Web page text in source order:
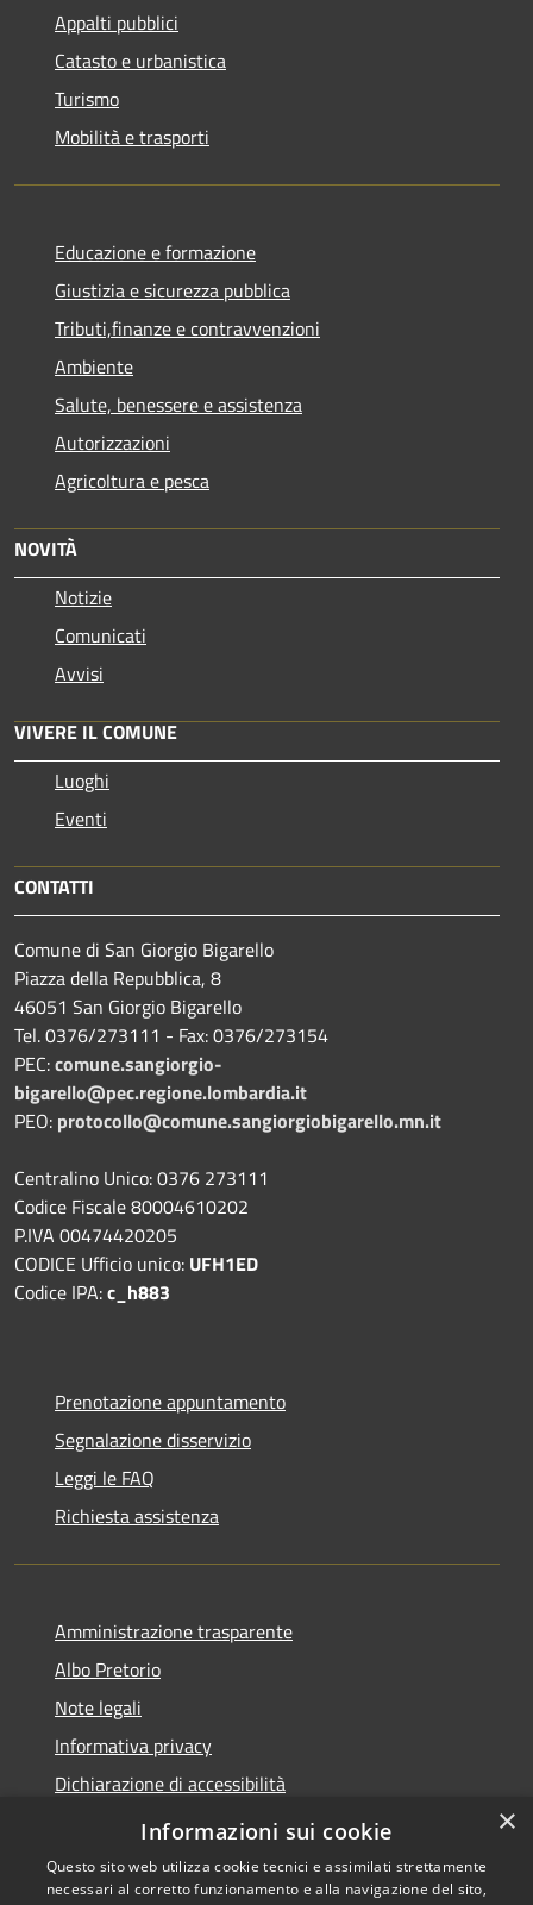
Appalti pubblici
Catasto e urbanistica
Turismo
Mobilità e trasporti
Educazione e formazione
Giustizia e sicurezza pubblica
Tributi,finanze e contravvenzioni
Ambiente
Salute, benessere e assistenza
Autorizzazioni
Agricoltura e pesca
NOVITÀ
Notizie
Comunicati
Avvisi
VIVERE IL COMUNE
Luoghi
Eventi
CONTATTI
Comune di San Giorgio Bigarello
Piazza della Repubblica, 8
46051 San Giorgio Bigarello
Tel. 0376/273111 - Fax: 0376/273154
PEC:comune.sangiorgio-
bigarello@pec.regione.lombardia.it
PEO: protocollo@comune.sangiorgiobigarello.mn.it
Centralino Unico: 0376 273111
Codice Fiscale 80004610202
P.IVA 00474420205
CODICE Ufficio unico: UFH1ED
Codice IPA:c_h883
Prenotazione appuntamento
Segnalazione disservizio
Leggi le FAQ
Richiesta assistenza
Amministrazione trasparente
Albo Pretorio
Note legali
Informativa privacy
Dichiarazione di accessibilità
Obiettivi di accessibilità
×
Informazioni sui cookie
Questo sito web utilizza cookie tecnici e assimilati strettamente
necessari al corretto funzionamento e alla navigazione del sito,